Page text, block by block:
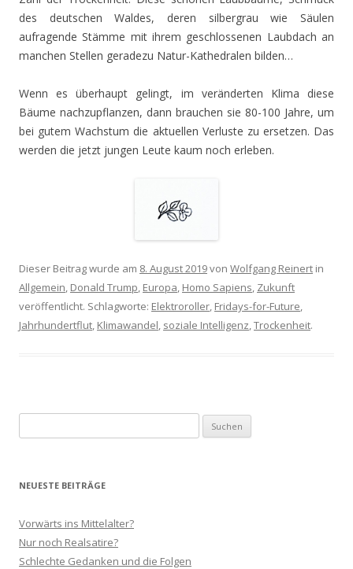
des deutschen Waldes, deren silbergrau wie Säulen
aufragende Stämme mit ihrem geschlossenen Laubdach an
manchen Stellen geradezu Natur-Kathedralen bilden…
Wenn es überhaupt gelingt, im veränderten Klima diese
Bäume nachzupflanzen, dann brauchen sie 80-100 Jahre, um
bei gutem Wachstum die aktuellen Verluste zu ersetzen. Das
werden die jetzt jungen Leute kaum noch erleben.
Dieser Beitrag wurde am 8. August 2019von Wolfgang Reinert in
Allgemein, Donald Trump, Europa, Homo Sapiens, Zukunft
veröffentlicht. Schlagworte: Elektroroller, Fridays-for-Future,
Jahrhundertflut, Klimawandel, soziale Intelligenz,Trockenheit.
nach:
NEUESTE BEITRÄGE
Vorwärts ins Mittelalter?
Nur noch Realsatire?
Schlechte Gedanken und die Folgen